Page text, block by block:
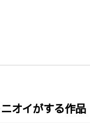
オイがする作品